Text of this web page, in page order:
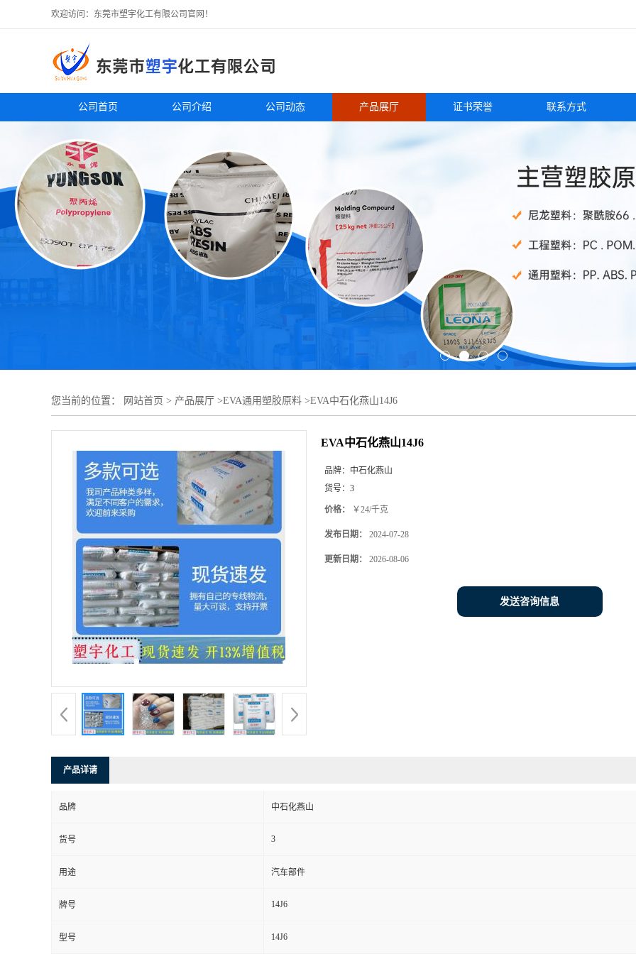
欢迎访问：东莞市塑宇化工有限公司官网！
公司首页 公司介绍 公司动态 产品展厅 证书荣誉 联系方式
您当前的位置： 网站首页 > 产品展厅 >EVA通用塑胶原料 >EVA中石化燕山14J6
EVA中石化燕山14J6
品牌： 中石化燕山
货号： 3
价格： ￥24/千克
发布日期： 2024-07-28
更新日期： 2026-08-06
发送咨询信息
产品详请
品牌 中石化燕山
货号 3
用途 汽车部件
牌号 14J6
型号 14J6